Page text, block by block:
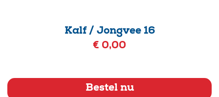
Kalf / Jongvee 16
€ 0,00
Bestel nu